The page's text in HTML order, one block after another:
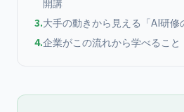
開講
3.大手の動きから見える「AI研修
4.企業がこの流れから学べること